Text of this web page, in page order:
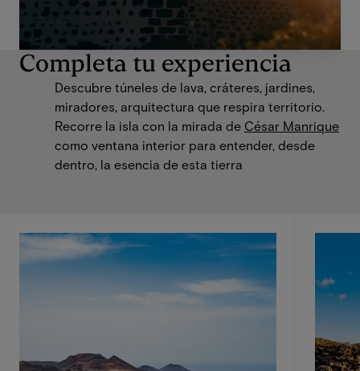
Completa tu experiencia
Descubre túneles de lava, cráteres, jardines,
miradores, arquitectura que respira territorio.
Recorre la isla con la mirada de César Manrique
como ventana interior para entender, desde
dentro, la esencia de esta tierra